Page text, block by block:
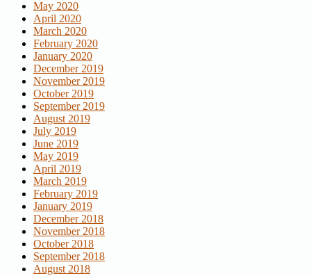
May 2020
April 2020
March 2020
February 2020
January 2020
December 2019
November 2019
October 2019
September 2019
August 2019
July 2019
June 2019
May 2019
April 2019
March 2019
February 2019
January 2019
December 2018
November 2018
October 2018
September 2018
August 2018